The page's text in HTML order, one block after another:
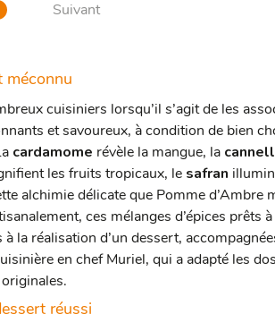
Suivant
méconnu
cuisiniers lorsqu’il s’agit de les
et savoureux, à condition de bien
cardamome révèle la mangue, la
les fruits tropicaux, le safran
alchimie délicate que Pomme d’Ambre
ces mélanges d’épices prêts à
la réalisation d’un dessert,
en chef Muriel, qui a adapté les
réussi